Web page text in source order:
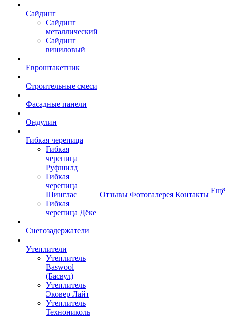
Сайдинг
Сайдинг
металлический
Сайдинг
виниловый
Евроштакетник
Строительные смеси
Фасадные панели
Ондулин
Гибкая черепица
Гибкая
черепица
Руфшилд
Гибкая
черепица
Шинглас
Гибкая
черепица Дёке
Снегозадержатели
Утеплители
Утеплитель
Baswool
(Басвул)
Утеплитель
Эковер Лайт
Утеплитель
Технониколь
Отзывы Фотогалерея Контакты Ещё